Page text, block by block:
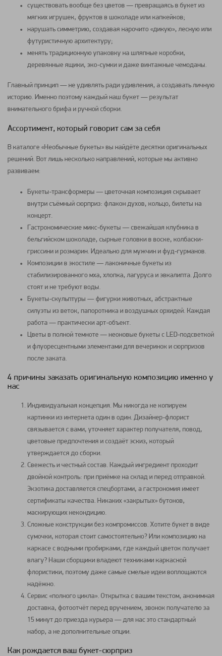
существовать вообще без цветов — превращаясь в букет из
мягких игрушек, фруктов в шоколаде или капкейков;
нарушать симметрию, создавая нарочито «дикую», лесную или
футуристичную архитектуру;
менять традиционную упаковку на шляпные коробки,
деревянные ящики, эко-сумки и даже винтажные чемоданы.
Главный принцип — не удивлять ради удивления, а создавать личную
историю. Именно поэтому каждый наш букет — результат
внимательного брифа и ручной сборки.
Ассортимент, который говорит сам за себя
В каталоге «Необычные букеты» вы найдёте десятки оригинальных
решений. Вот лишь несколько направлений, которые мы активно
развиваем:
Букеты-трансформеры — цветочная композиция скрывает
внутри съёмный сюрприз: флакон духов, кольцо, билеты на
концерт.
Гастрономические микс-букеты — свежайшая клубника в
бельгийском шоколаде, сырные головки в воске, колбаски-
гриссини и розмарин. Идеально для мужчин и фуд-гурманов.
Композиции в экостиле — лаконичные букеты из
стабилизированного мха, хлопка, лагуруса и эвкалипта. Долго
стоят и не требуют воды.
Букеты-скульптуры — фигурки животных, абстрактные
силуэты из веток, папоротника и воздушных орхидей. Каждая
работа — практически арт-объект.
Цветы в полной темноте — неоновые букеты с LED-подсветкой
и флуоресцентными элементами для вечеринок и сюрпризов
после заката.
4 причины заказать оригинальную композицию именно у
нас
Индивидуальная концепция. Мы никогда не копируем
картинки из интернета один в один. Дизайнер-флорист
связывается с вами, уточняет характер получателя, повод,
цветовые предпочтения и создаёт эскиз, который
утверждается до сборки.
Свежесть и честный состав. Каждый ингредиент проходит
двойной контроль: при приёмке на склад и перед отправкой.
Экзотика доставляется спецбортами, а гастрономия имеет
сертификаты качества. Никаких «закрытых» бутонов,
маскирующих некондицию.
Сложные конструкции без компромиссов. Хотите букет в виде
сумочки, которая стоит самостоятельно? Или композицию на
каркасе с водными пробирками, где каждый цветок получает
влагу? Наши сборщики владеют техниками каркасной
флористики, поэтому даже самые смелые идеи воплощаются
надёжно.
Сервис «полного цикла». Открытка с вашим текстом, анонимная
доставка, фотоотчёт перед вручением, звонок получателю за
15 минут до приезда курьера — для нас это стандартный
набор, а не дополнительные опции.
Как рождается ваш букет-сюрприз